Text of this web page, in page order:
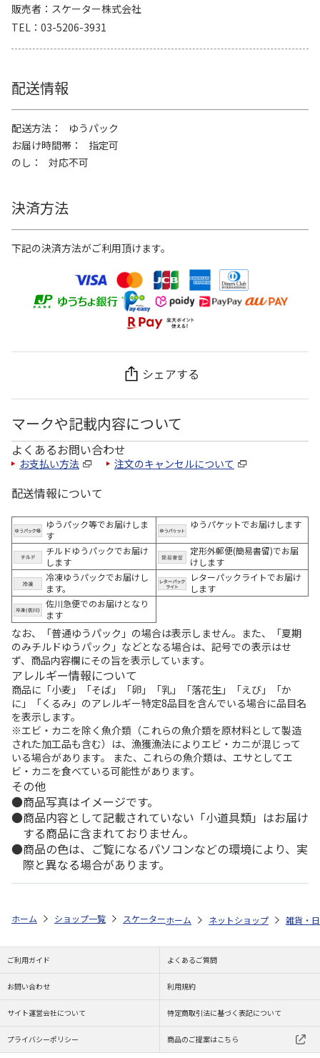
販売者
スケーター株式会社
TEL
03-5206-3931
配送情報
配送方法
ゆうパック
お届け時間帯
指定可
のし
対応不可
決済方法
下記の決済方法がご利用頂けます。
シェアする
マークや記載内容について
よくあるお問い合わせ
お支払い方法 注文のキャンセルについて
配送情報について
ゆうパック等でお届けしま
す
ゆうパケットでお届けします
チルドゆうパックでお届け
します
定形外郵便(簡易書留)でお届
けします
冷凍ゆうパックでお届けし
ます。
レターパックライトでお届け
します
佐川急便でのお届けとなり
ます
なお、「普通ゆうパック」の場合は表示しません。また、「夏期
のみチルドゆうパック」などとなる場合は、記号での表示はせ
ず、商品内容欄にその旨を表示しています。
アレルギー情報について
商品に「小麦」「そば」「卵」「乳」「落花生」「えび」「か
に」「くるみ」のアレルギー特定8品目を含んでいる場合に品目名
を表示します。
※エビ・カニを除く魚介類（これらの魚介類を原材料として製造
された加工品も含む）は、漁獲漁法によりエビ・カニが混じって
いる場合があります。 また、これらの魚介類は、エサとしてエ
ビ・カニを食べている可能性があります。
その他
商品写真はイメージです。
商品内容として記載されていない「小道具類」はお届け
する商品に含まれておりません。
商品の色は、ご覧になるパソコンなどの環境により、実
際と異なる場合があります。
ホーム ショップ一覧 スケーター 抗菌食洗機対応ふわっと弁当箱 ハ
ホーム ネットショップ 雑貨・
ご利用ガイド よくあるご質問
お問い合わせ 利用規約
サイト運営会社について 特定商取引法に基づく表記について
プライバシーポリシー 商品のご提案はこちら